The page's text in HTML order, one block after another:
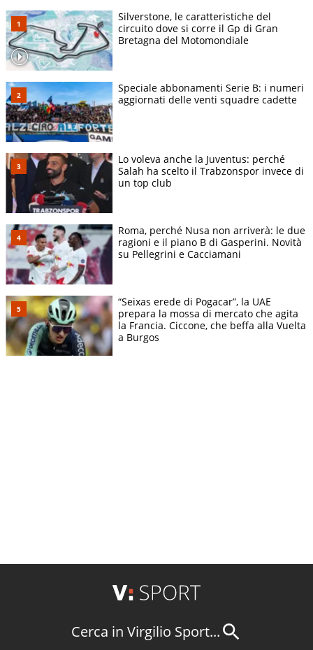
Silverstone, le caratteristiche del
circuito dove si corre il Gp di Gran
Bretagna del Motomondiale
Speciale abbonamenti Serie B: i numeri
aggiornati delle venti squadre cadette
Lo voleva anche la Juventus: perché
Salah ha scelto il Trabzonspor invece di
un top club
Roma, perché Nusa non arriverà: le due
ragioni e il piano B di Gasperini. Novità
su Pellegrini e Cacciamani
“Seixas erede di Pogacar”, la UAE
prepara la mossa di mercato che agita
la Francia. Ciccone, che beffa alla Vuelta
a Burgos
Cerca in Virgilio Sport...